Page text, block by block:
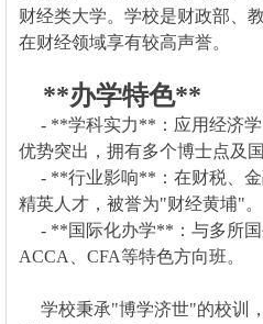
财经类大学。学校是财政部、
在财经领域享有较高声誉。
**办学特色**
- **学科实力**：应用经济学
优势突出，拥有多个博士点及
- **行业影响**：在财税、金
精英人才，被誉为"财经黄埔"。
- **国际化办学**：与多所国
ACCA、CFA等特色方向班。
学校秉承"博学济世"的校训